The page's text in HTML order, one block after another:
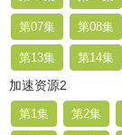
第07集 第08集
第13集 第14集
加速资源2
第1集 第2集